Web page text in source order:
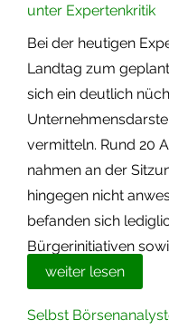
unter Expertenkritik
Bei der heutigen
Landtag zum
sich ein deutlich
vermitteln. Rund 20
nahmen an der
hingegen nicht
befanden sich
Bürgerinitiativen
weiter lesen
Selbst